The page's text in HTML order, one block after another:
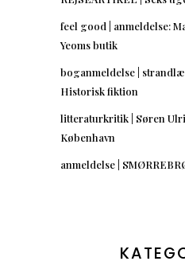
feel good | anmeldelse:
Yeoms butik
boganmeldelse |
Historisk fiktion
litteraturkritik | Søren
København
anmeldelse |